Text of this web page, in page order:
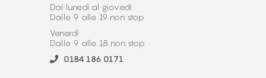
Dal lunedì al giovedì
Dalle 9 alle 19 non stop
Venerdì
Dalle 9 alle 18 non stop
0184 186 0171